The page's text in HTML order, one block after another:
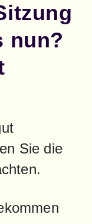
nun?
Sie die